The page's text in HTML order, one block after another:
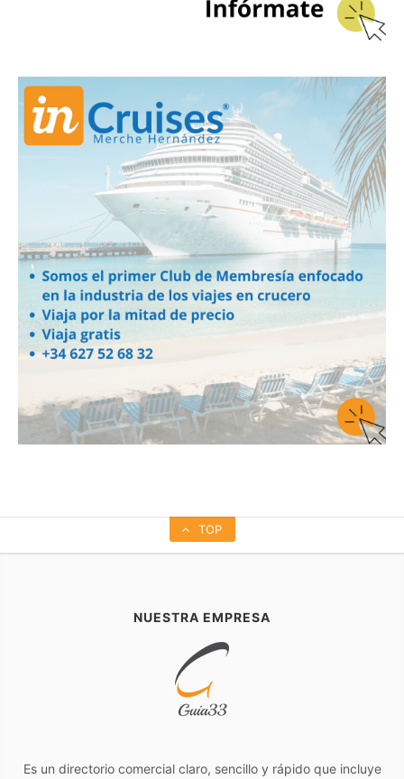
TOP
NUESTRA EMPRESA
Es un directorio comercial claro, sencillo y rápido que incluye